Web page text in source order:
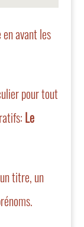
avant les
pour tout
Le
titre, un